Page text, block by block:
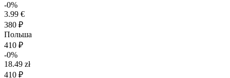
-0%
3.99 €
380 ₽
Польша
410 ₽
-0%
18.49 zł
410 ₽